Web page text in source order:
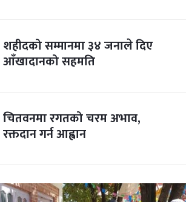
शहीदको सम्मानमा ३४ जनाले दिए
आँखादानको सहमति
चितवनमा रगतको चरम अभाव,
रक्तदान गर्न आह्वान